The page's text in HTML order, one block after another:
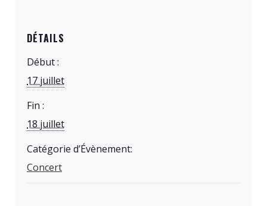
DÉTAILS
Début :
17 juillet
Fin :
18 juillet
Catégorie d’Évènement:
Concert